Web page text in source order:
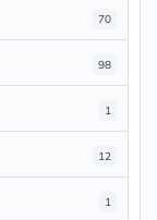
70
98
1
12
1